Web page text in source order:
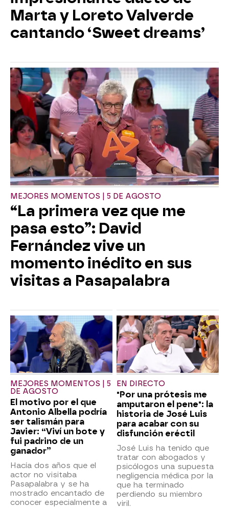
Marta y Loreto Valverde
cantando ‘Sweet dreams’
MEJORES MOMENTOS | 5 DE AGOSTO
“La primera vez que me
pasa esto”: David
Fernández vive un
momento inédito en sus
visitas a Pasapalabra
MEJORES MOMENTOS | 5
DE AGOSTO
El motivo por el que
Antonio Albella podría
ser talismán para
Javier: “Viví un bote y
fui padrino de un
ganador”
Hacía dos años que el
actor no visitaba
Pasapalabra y se ha
mostrado encantado de
conocer especialmente a
EN DIRECTO
"Por una prótesis me
amputaron el pene": la
historia de José Luis
para acabar con su
disfunción eréctil
José Luis ha tenido que
tratar con abogados y
psicólogos una supuesta
negligencia médica por la
que ha terminado
perdiendo su miembro
viril.